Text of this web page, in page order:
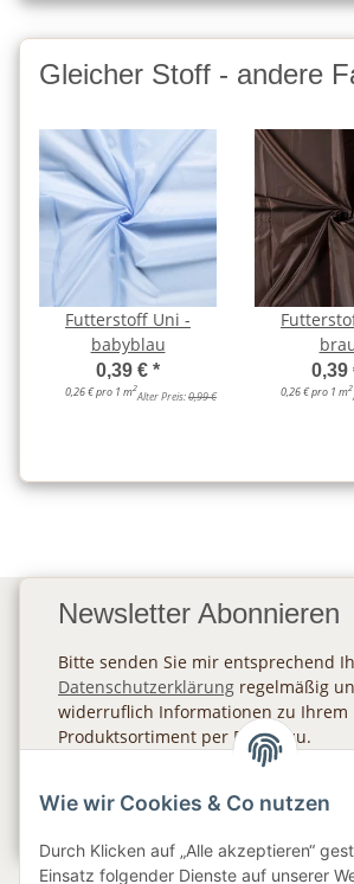
Gleicher Stoff - andere
Futterstoff Uni -
babyblau
0,39 € *
0,26 € pro 1 m2
Alter Preis:0,99 €
0,39
0,26 € pro 1 m2
Newsletter Abonnieren
Bitte senden Sie mir entsprechend
Datenschutzerklärung regelmäßig
widerruflich Informationen zu Ihrem
Produktsortiment per E-Mail zu.
Wie wir Cookies & Co nutzen
Durch Klicken auf „Alle akzeptieren“
Einsatz folgender Dienste auf unserer